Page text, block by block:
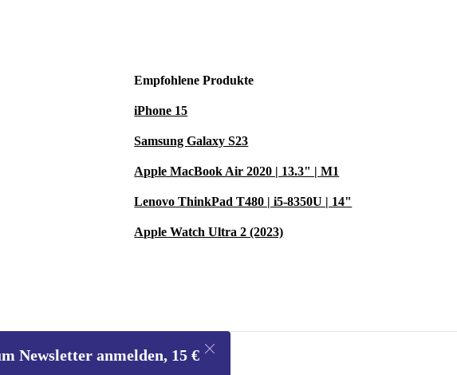
Empfohlene Produkte
iPhone 15
Samsung Galaxy S23
Apple MacBook Air 2020 | 13.3" | M1
Lenovo ThinkPad T480 | i5-8350U | 14"
Apple Watch Ultra 2 (2023)
Newsletter anmelden, 15 €